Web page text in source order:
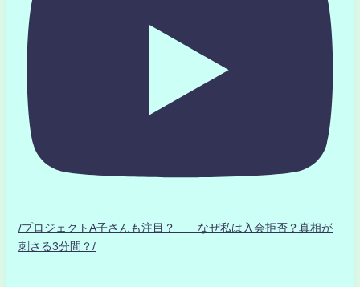
/プロジェクトA子さんも注目？ なぜ私は入会拒否？真相が
刺さる3分間？/